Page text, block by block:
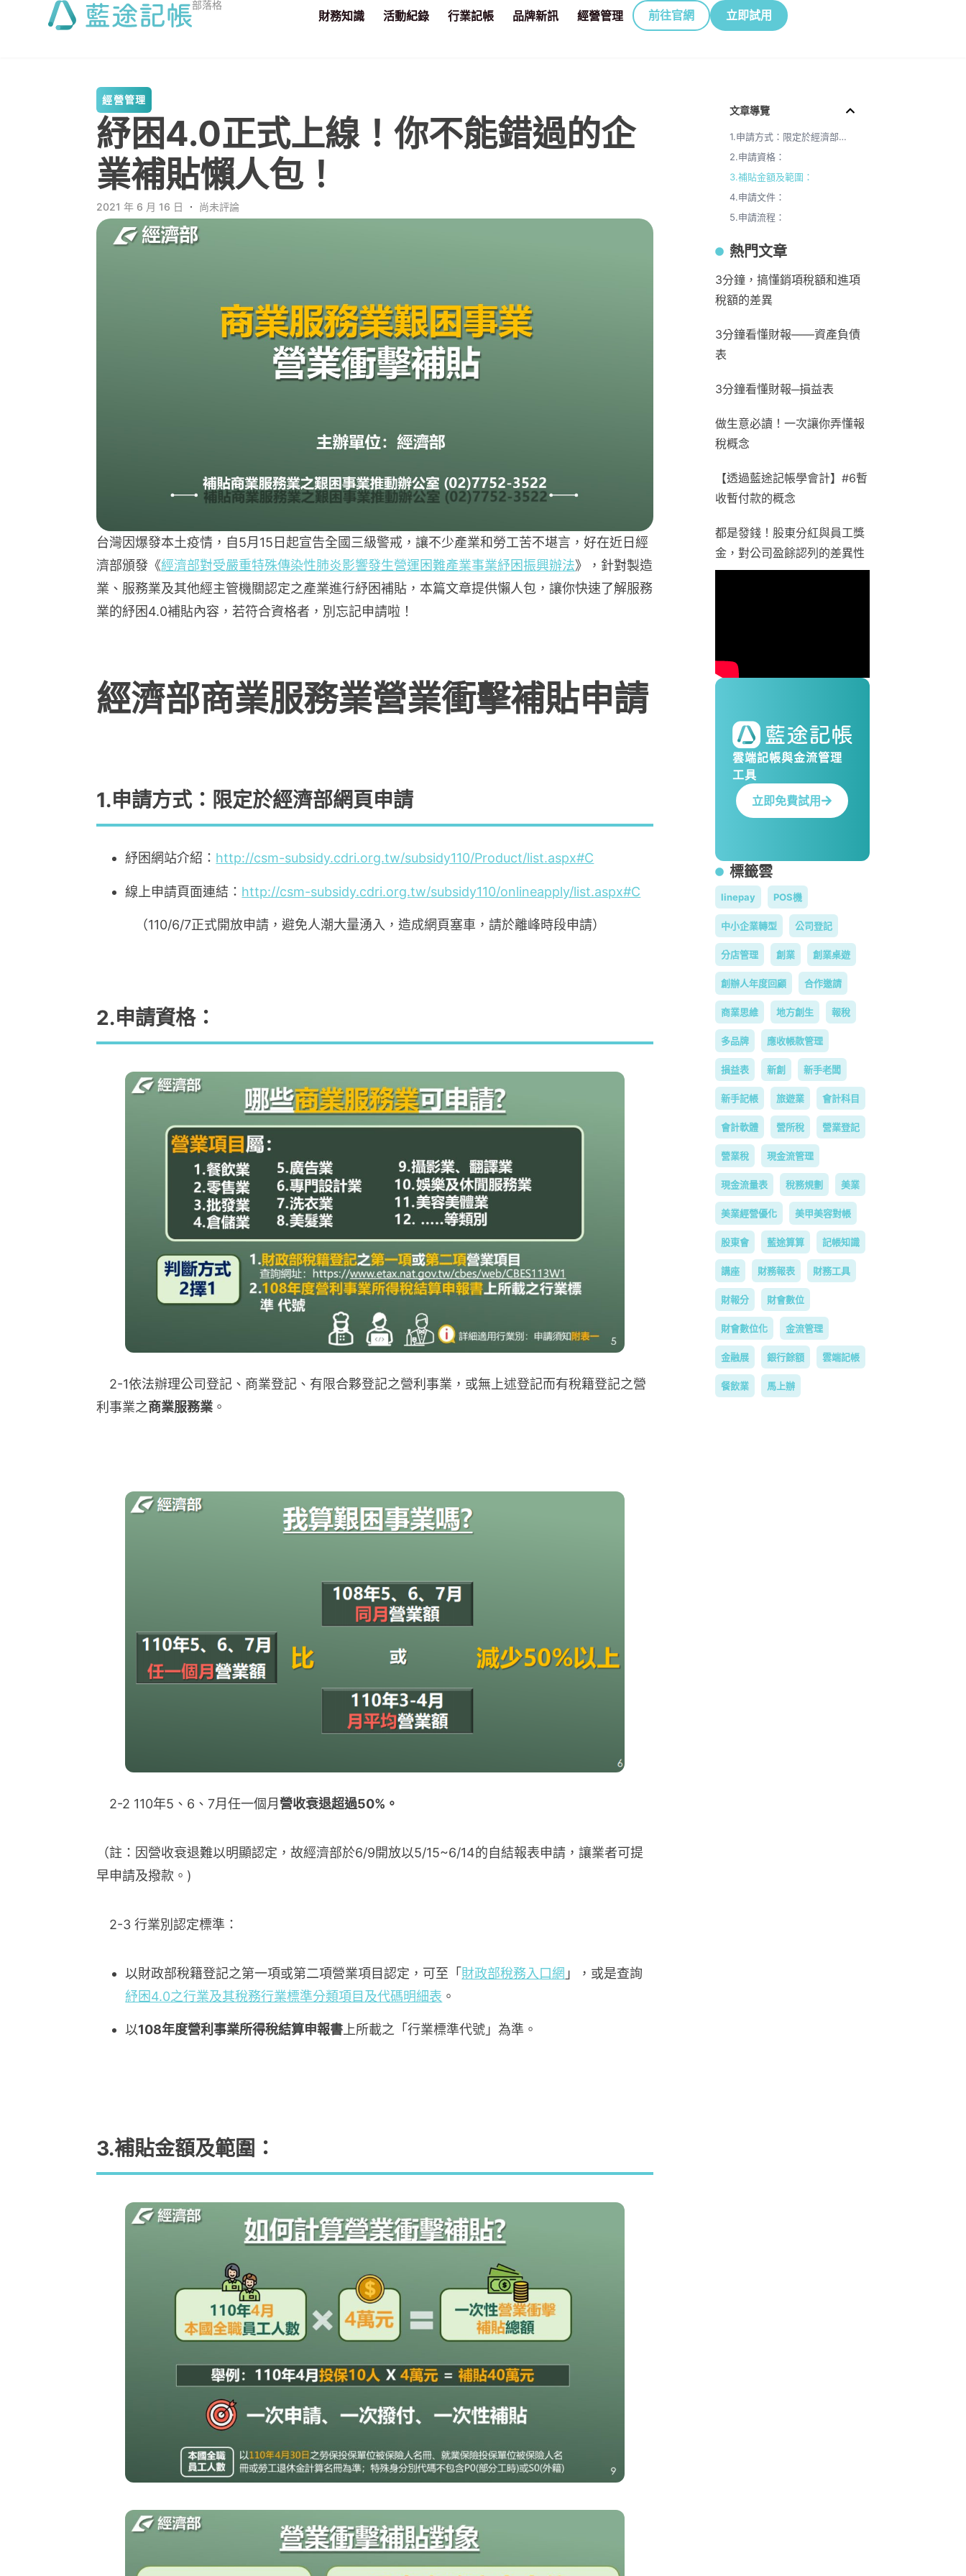
部落格
財務知識 活動紀錄 行業記帳 品牌新訊 經營管理 前往官網 立即試用
經營管理
紓困4.0正式上線！你不能錯過的企
業補貼懶人包！
2021 年 6 月 16 日 ． 尚未評論
台灣因爆發本土疫情，自5月15日起宣告全國三級警戒，讓不少產業和勞工苦不堪言，好在近日經
濟部頒發《經濟部對受嚴重特殊傳染性肺炎影響發生營運困難產業事業紓困振興辦法》，針對製造
業、服務業及其他經主管機關認定之產業進行紓困補貼，本篇文章提供懶人包，讓你快速了解服務
業的紓困4.0補貼內容，若符合資格者，別忘記申請啦！
經濟部商業服務業營業衝擊補貼申請
1.申請方式：限定於經濟部網頁申請
紓困網站介紹： http://csm-subsidy.cdri.org.tw/subsidy110/Product/list.aspx#C
線上申請頁面連結： http://csm-subsidy.cdri.org.tw/subsidy110/onlineapply/list.aspx#C
（110/6/7正式開放申請，避免人潮大量湧入，造成網頁塞車，請於離峰時段申請）
2.申請資格：
2-1依法辦理公司登記、商業登記、有限合夥登記之營利事業，或無上述登記而有稅籍登記之營
利事業之商業服務業 。
2-2 110年5、6、7月任一個月營收衰退超過50%。
（註：因營收衰退難以明顯認定，故經濟部於6/9開放以5/15~6/14的自結報表申請，讓業者可提
早申請及撥款。)
2-3 行業別認定標準：
以財政部稅籍登記之第一項或第二項營業項目認定，可至「 財政部稅務入口網 」，或是查詢
紓困4.0之行業及其稅務行業標準分類項目及代碼明細表 。
以108年度營利事業所得稅結算申報書上所載之「行業標準代號」為準。
3.補貼金額及範圍：
文章導覽
1.申請方式：限定於經濟部網頁申請
2.申請資格：
3.補貼金額及範圍：
4.申請文件：
5.申請流程：
熱門文章
3分鐘，搞懂銷項稅額和進項
稅額的差異
3分鐘看懂財報——資產負債
表
3分鐘看懂財報─損益表
做生意必讀！一次讓你弄懂報
稅概念
【透過藍途記帳學會計】#6暫
收暫付款的概念
都是發錢！股東分紅與員工獎
金，對公司盈餘認列的差異性
雲端記帳與金流管理
工具
立即免費試用
標籤雲
linepay POS機
中小企業轉型 公司登記
分店管理 創業 創業桌遊
創辦人年度回顧 合作邀請
商業思維 地方創生 報稅
多品牌 應收帳款管理
損益表 新創 新手老闆
新手記帳 旅遊業 會計科目
會計軟體 營所稅 營業登記
營業稅 現金流管理
現金流量表 稅務規劃 美業
美業經營優化 美甲美容對帳
股東會 藍途算算 記帳知識
講座 財務報表 財務工具
財報分 財會數位
財會數位化 金流管理
金融展 銀行餘額 雲端記帳
餐飲業 馬上辦